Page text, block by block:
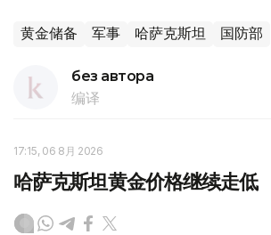
黄金储备 军事 哈萨克斯坦 国防部
без автора
编译
17:15, 06 8月 2026
哈萨克斯坦黄金价格继续走低